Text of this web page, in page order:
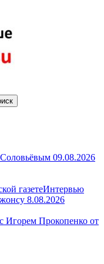
09.08.2026
Интервью
8.08.2026
Игорем Прокопенко от